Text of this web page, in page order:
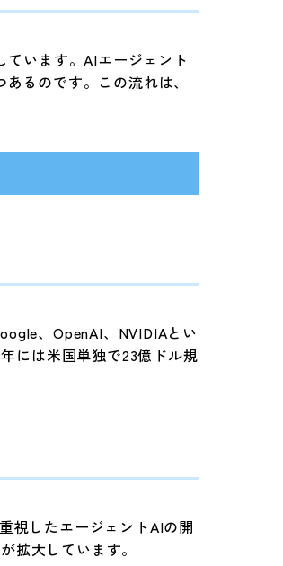
います。AIエージェント
るのです。この流れは、
、OpenAI、NVIDIAとい
には米国単独で23億ドル規
視したエージェントAIの開
拡大しています。